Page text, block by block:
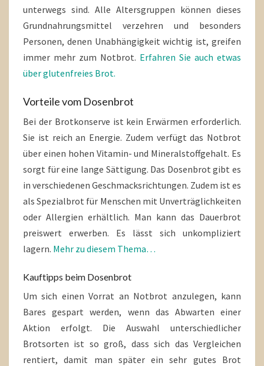
unterwegs sind. Alle Altersgruppen können dieses
Grundnahrungsmittel verzehren und besonders
Personen, denen Unabhängigkeit wichtig ist, greifen
immer mehr zum Notbrot. Erfahren Sie auch etwas
über glutenfreies Brot.
Vorteile vom Dosenbrot
Bei der Brotkonserve ist kein Erwärmen erforderlich.
Sie ist reich an Energie. Zudem verfügt das Notbrot
über einen hohen Vitamin- und Mineralstoffgehalt. Es
sorgt für eine lange Sättigung. Das Dosenbrot gibt es
in verschiedenen Geschmacksrichtungen. Zudem ist es
als Spezialbrot für Menschen mit Unverträglichkeiten
oder Allergien erhältlich. Man kann das Dauerbrot
preiswert erwerben. Es lässt sich unkompliziert
lagern. Mehr zu diesem Thema…
Kauftipps beim Dosenbrot
Um sich einen Vorrat an Notbrot anzulegen, kann
Bares gespart werden, wenn das Abwarten einer
Aktion erfolgt. Die Auswahl unterschiedlicher
Brotsorten ist so groß, dass sich das Vergleichen
rentiert, damit man später ein sehr gutes Brot